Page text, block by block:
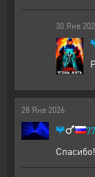
30 Янв
28 Янв 2026